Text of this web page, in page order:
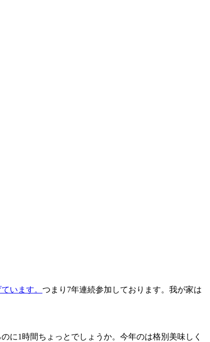
います。 つまり7年連続参加しております。我が家は
に1時間ちょっとでしょうか。今年のは格別美味しく